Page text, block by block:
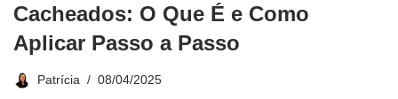
Cacheados: O Que É e Como
Aplicar Passo a Passo
Patrícia 08/04/2025